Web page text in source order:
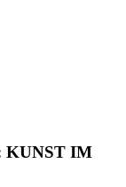
KUNST IM